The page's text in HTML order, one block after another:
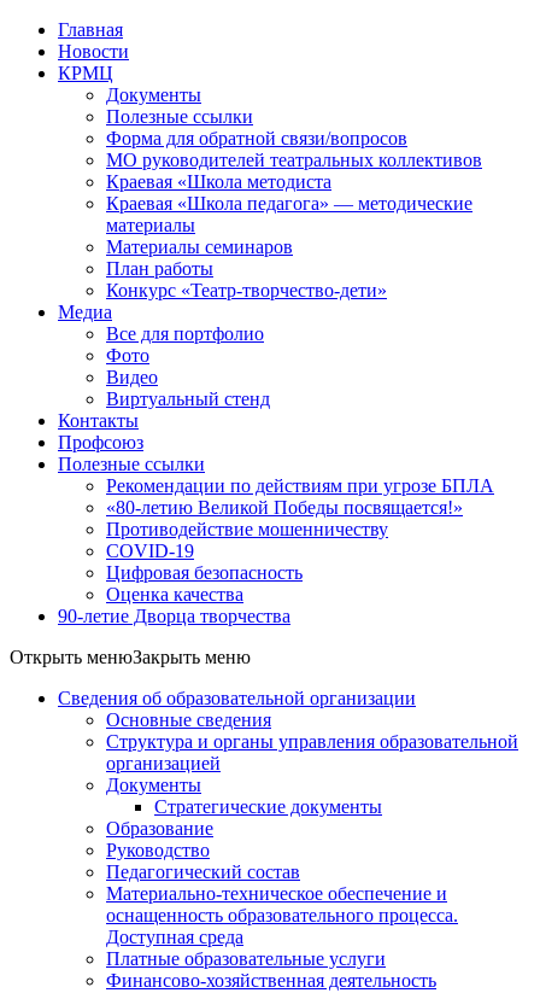
Перейти
контенту
Главная
Новости
КРМЦ
Документы
Полезные ссылки
Форма для обратной связи/вопросов
МО руководителей театральных коллективов
Краевая «Школа методиста
Краевая «Школа педагога» — методические
материалы
Материалы семинаров
План работы
Конкурс «Театр-творчество-дети»
Медиа
Все для портфолио
Фото
Видео
Виртуальный стенд
Контакты
Профсоюз
Полезные ссылки
Рекомендации по действиям при угрозе БПЛА
«80-летию Великой Победы посвящается!»
Противодействие мошенничеству
COVID-19
Цифровая безопасность
Оценка качества
90-летие Дворца творчества
Открыть менюЗакрыть меню
Сведения об образовательной организации
Основные сведения
Структура и органы управления образовательной
организацией
Документы
Стратегические документы
Образование
Руководство
Педагогический состав
Материально-техническое обеспечение и
оснащенность образовательного процесса.
Доступная среда
Платные образовательные услуги
Финансово-хозяйственная деятельность